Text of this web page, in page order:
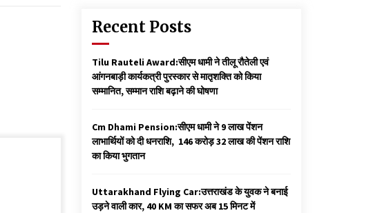
Recent Posts
Tilu Rauteli Award:सीएम धामी ने तीलू रौतेली एवं
आंगनबाड़ी कार्यकत्री पुरस्कार से मातृशक्ति को किया
सम्मानित, सम्मान राशि बढ़ाने की घोषणा
Cm Dhami Pension:सीएम धामी ने 9 लाख पेंशन
लाभार्थियों को दी धनराशि, ₹ 146 करोड़ 32 लाख की पेंशन राशि
का किया भुगतान
Uttarakhand Flying Car:उत्तराखंड के युवक ने बनाई
उड़ने वाली कार, 40 KM का सफर अब 15 मिनट में